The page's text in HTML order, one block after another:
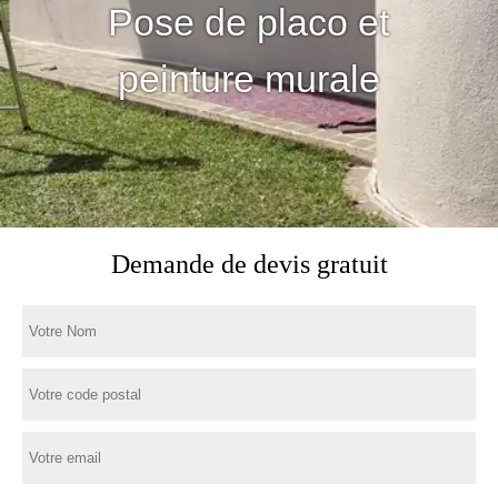
Pose de placo et
peinture murale
Demande de devis gratuit